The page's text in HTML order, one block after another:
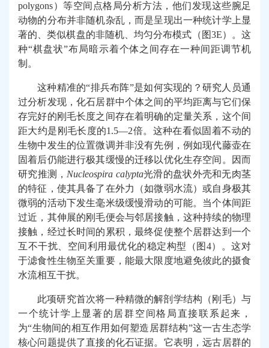
polygons）等空间点格局分析方法，他们发现这些腕足
动物的分布并非随机杂乱，而是呈现出一种统计学上显
著的、类似棋盘的非随机、均匀分布模式（图3E）。这
种“棋盘状”布局暗示着个体之间存在一种间距调节机
制。
这种精准的“排兵布阵”是如何实现的？研究人员通
过分析发现，化石居群中个体之间的平均距离与它们保
存完好的刚毛长度之间存在着明确的定量关系，这个间
距大约是刚毛长度的1.5—2倍。这种在看似固着不动的
生物中发生的位置微调并非没有先例，例如现代藤壶在
固着后仍能进行极其缓慢的迁移以优化生存空间。因而
研究推测， Nucleospira calypta光滑的盘状外壳和无肉茎
的特征，使其具备了在外力（如微弱水流）或自身极其
微弱的活动下发生毫米级缓慢滑动的可能。当个体间距
过近，其伸展的刚毛便会与邻居接触，这种持续的物理
接触，经过长时间的累积，最终促使整个居群达到一个
互不干扰、空间利用最优化的稳定构型（图 4）。这对
于滤食性生物至关重要，能最大限度地避免彼此的摄食
水流相互干扰。
此项研究首次将一种精微的解剖学结构（刚毛）与
一个统计学上显著的居群空间格局直接联系起来，
为“生物间的相互作用如何塑造居群结构”这一古生态学
核心问题提供了直接的化石证据。它表明，远古居群的